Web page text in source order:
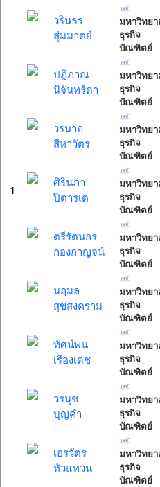
1
วรินธร
สุ่มมาตย์
มหาวิทยา
ธุรกิจ
บัณฑิตย์
ปฎิภาณ
นิจันทร์ดา
มหาวิทยา
ธุรกิจ
บัณฑิตย์
วรนาถ
สีหาวัตร
มหาวิทยา
ธุรกิจ
บัณฑิตย์
ศิรินภา
ปิตารเต
มหาวิทยา
ธุรกิจ
บัณฑิตย์
ตรีรัตนกร
กองกาญจน์
มหาวิทยา
ธุรกิจ
บัณฑิตย์
นฤมล
สุขสงคราม
มหาวิทยา
ธุรกิจ
บัณฑิตย์
ทัศน์พน
เรืองเดช
มหาวิทยา
ธุรกิจ
บัณฑิตย์
วรนุช
บุญคำ
มหาวิทยา
ธุรกิจ
บัณฑิตย์
เอรวัตร
หัวแหวน
มหาวิทยา
ธุรกิจ
บัณฑิตย์